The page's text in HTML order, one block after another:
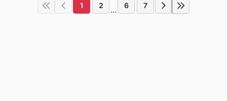
1 2 ... 6 7